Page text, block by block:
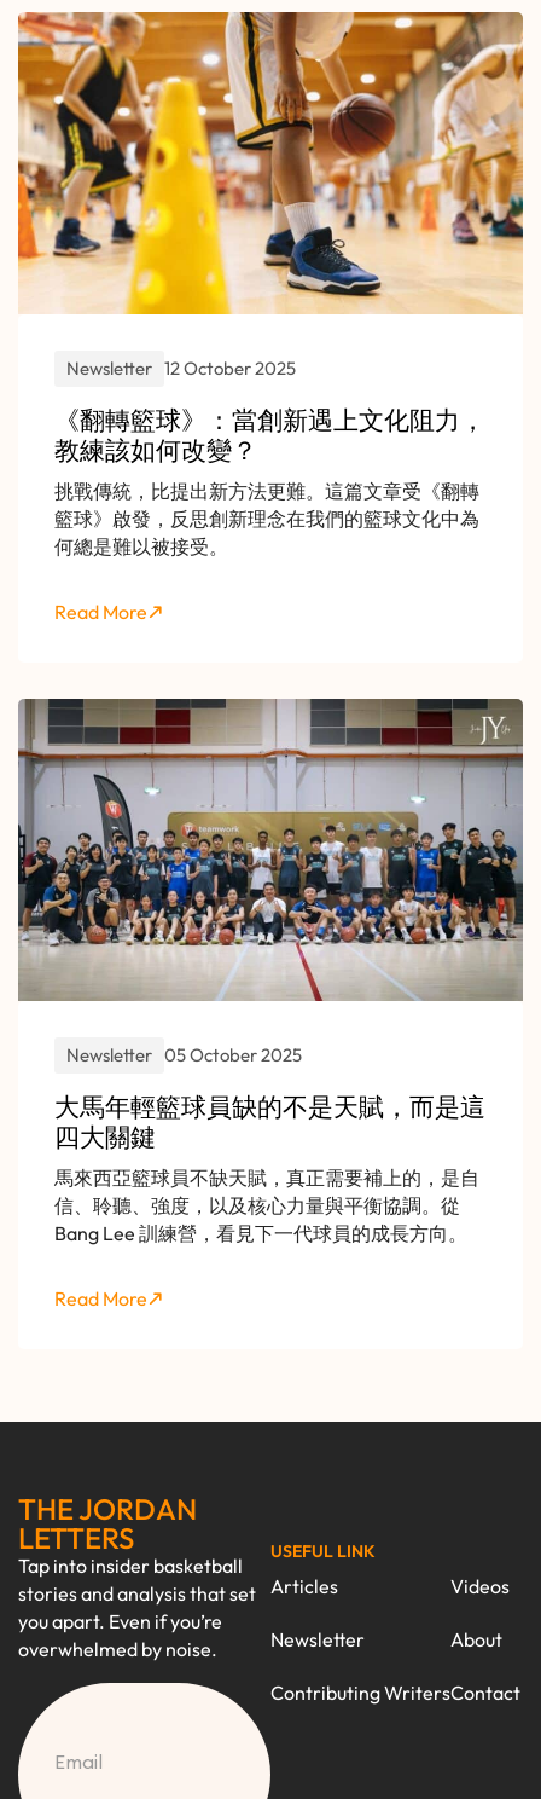
Newsletter 12 October 2025
《翻轉籃球》：當創新遇上文化阻力，
教練該如何改變？
挑戰傳統，比提出新方法更難。這篇文章受《翻轉
籃球》啟發，反思創新理念在我們的籃球文化中為
何總是難以被接受。
Read More
Newsletter 05 October 2025
大馬年輕籃球員缺的不是天賦，而是這
四大關鍵
馬來西亞籃球員不缺天賦，真正需要補上的，是自
信、聆聽、強度，以及核心力量與平衡協調。從
Bang Lee 訓練營，看見下一代球員的成長方向。
Read More
THE JORDAN
LETTERS
Tap into insider basketball
stories and analysis that set
you apart. Even if you’re
overwhelmed by noise.
CAPTCHA
USEFUL LINK
Articles
Newsletter
Contributing Writers
Videos
About
Contact